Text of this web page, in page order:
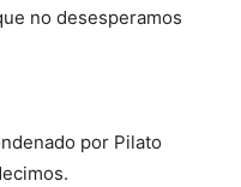
no desesperamos
por Pilato